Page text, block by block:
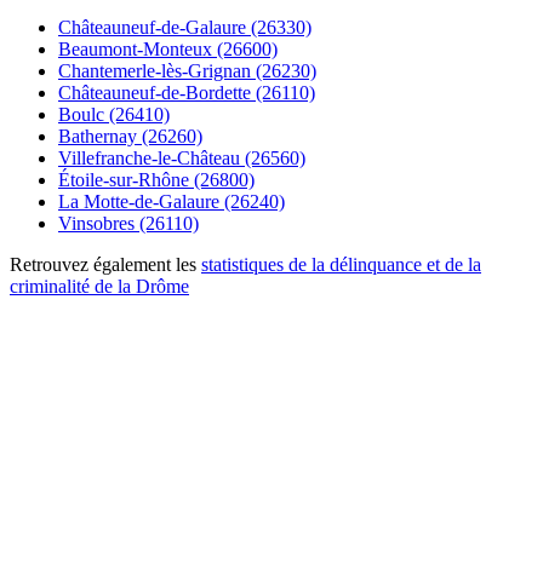
Châteauneuf-de-Galaure (26330)
Beaumont-Monteux (26600)
Chantemerle-lès-Grignan (26230)
Châteauneuf-de-Bordette (26110)
Boulc (26410)
Bathernay (26260)
Villefranche-le-Château (26560)
Étoile-sur-Rhône (26800)
La Motte-de-Galaure (26240)
Vinsobres (26110)
Retrouvez également les statistiques de la délinquance et de la
criminalité de la Drôme